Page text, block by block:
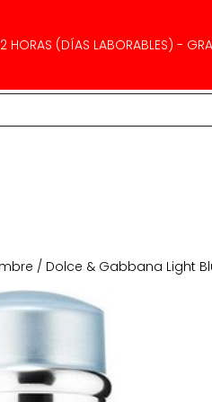
HORAS (DÍAS LABORABLES) -
/ Dolce & Gabbana Light